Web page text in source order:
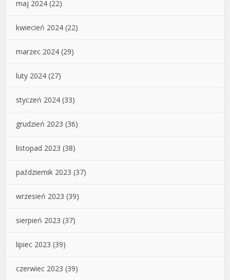
maj 2024 (22)
kwiecień 2024 (22)
marzec 2024 (29)
luty 2024 (27)
styczeń 2024 (33)
grudzień 2023 (36)
listopad 2023 (38)
październik 2023 (37)
wrzesień 2023 (39)
sierpień 2023 (37)
lipiec 2023 (39)
czerwiec 2023 (39)